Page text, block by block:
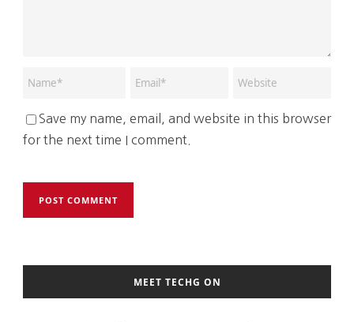
Save my name, email, and website in this browser
for the next time I comment.
MEET TECHG ON